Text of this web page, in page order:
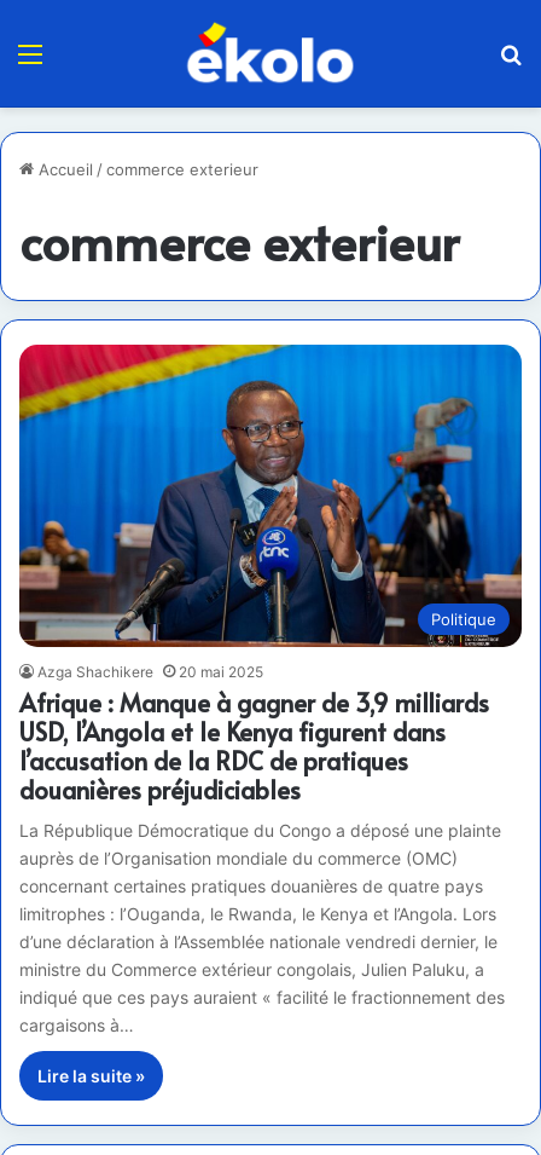
Menu
Accueil /commerce exterieur
commerce exterieur
Politique
Azga Shachikere 20 mai 2025
Afrique : Manque à gagner de 3,9 milliards
USD, l’Angola et le Kenya figurent dans
l’accusation de la RDC de pratiques
douanières préjudiciables
La République Démocratique du Congo a déposé une plainte
auprès de l’Organisation mondiale du commerce (OMC)
concernant certaines pratiques douanières de quatre pays
limitrophes : l’Ouganda, le Rwanda, le Kenya et l’Angola. Lors
d’une déclaration à l’Assemblée nationale vendredi dernier, le
ministre du Commerce extérieur congolais, Julien Paluku, a
indiqué que ces pays auraient « facilité le fractionnement des
cargaisons à…
Lire la suite »